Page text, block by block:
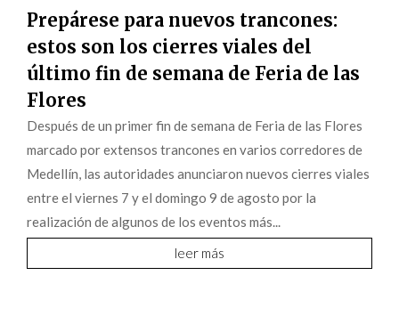
Prepárese para nuevos trancones:
estos son los cierres viales del
último fin de semana de Feria de las
Flores
Después de un primer fin de semana de Feria de las Flores
marcado por extensos trancones en varios corredores de
Medellín, las autoridades anunciaron nuevos cierres viales
entre el viernes 7 y el domingo 9 de agosto por la
realización de algunos de los eventos más...
leer más